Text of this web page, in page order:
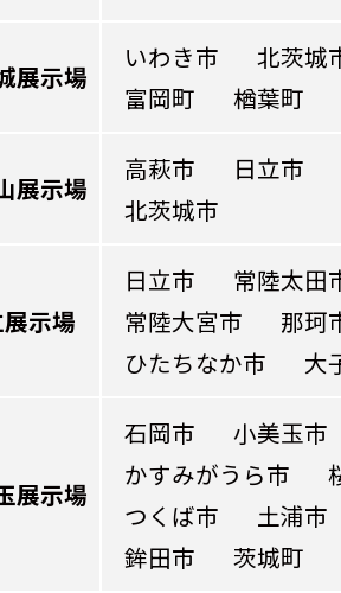
展示場
いわき市
北茨城
富岡町
楢葉町
展示場
高萩市
日立市
北茨城市
示場
日立市
常陸太田
常陸大宮市
那珂
ひたちなか市
大
展示場
石岡市
小美玉市
かすみがうら市
つくば市
土浦市
鉾田市
茨城町